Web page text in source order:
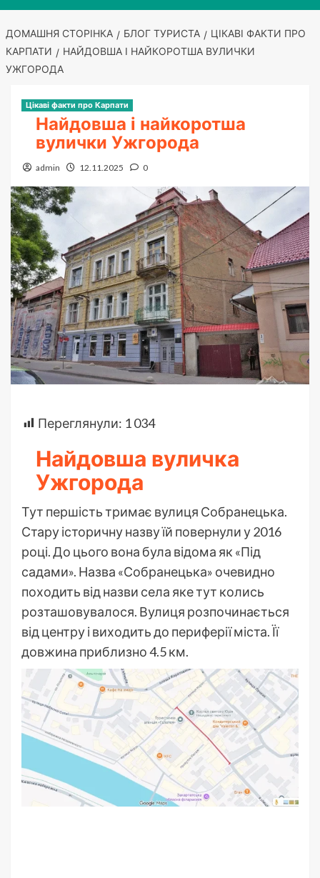
ДОМАШНЯ СТОРІНКА БЛОГ ТУРИСТА
ЦІКАВІ ФАКТИ ПРО
КАРПАТИ
НАЙДОВША І НАЙКОРОТША ВУЛИЧКИ
УЖГОРОДА
Цікаві факти про Карпати
Найдовша і найкоротша
вулички Ужгорода
admin 12.11.2025 0
Переглянули: 1 034
Найдовша вуличка
Ужгорода
Тут першість тримає вулиця Собранецька.
Стару історичну назву їй повернули у 2016
році. До цього вона була відома як «Під
садами». Назва «Собранецька» очевидно
походить від назви села яке тут колись
розташовувалося. Вулиця розпочинається
від центру і виходить до периферії міста. Її
довжина приблизно 4.5 км.